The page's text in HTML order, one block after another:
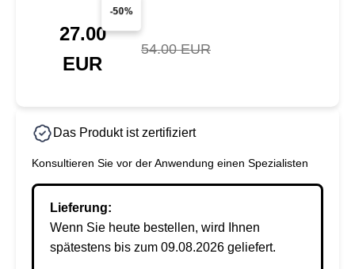
-50%
27.00
EUR
54.00 EUR
Das Produkt ist zertifiziert
Konsultieren Sie vor der Anwendung einen Spezialisten
Lieferung:
Wenn Sie heute bestellen, wird Ihnen
spätestens bis zum 09.08.2026 geliefert.